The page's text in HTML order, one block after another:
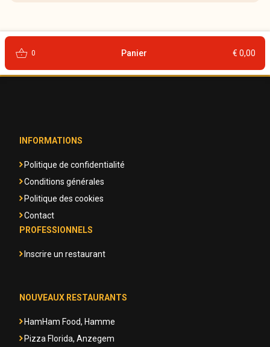
shopping_basket 0 Panier € 0,00
INFORMATIONS
Politique de confidentialité
Conditions générales
Politique des cookies
Contact
PROFESSIONNELS
Inscrire un restaurant
NOUVEAUX RESTAURANTS
HamHam Food, Hamme
Pizza Florida, Anzegem